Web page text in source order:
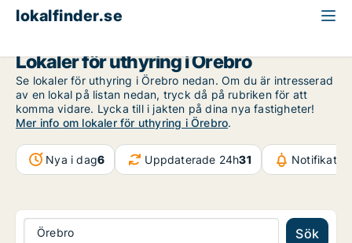
lokalfinder.se
Lokaler för uthyring i Örebro
Se lokaler för uthyring i Örebro nedan. Om du är intresserad
av en lokal på listan nedan, tryck då på rubriken för att
komma vidare. Lycka till i jakten på dina nya fastigheter!
Mer info om lokaler för uthyring i Örebro.
Nya i dag6 Uppdaterade 24h31
Örebro Sök